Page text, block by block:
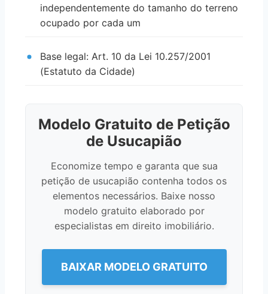
independentemente do tamanho do terreno
ocupado por cada um
Base legal: Art. 10 da Lei 10.257/2001
(Estatuto da Cidade)
Modelo Gratuito de Petição
de Usucapião
Economize tempo e garanta que sua
petição de usucapião contenha todos os
elementos necessários. Baixe nosso
modelo gratuito elaborado por
especialistas em direito imobiliário.
BAIXAR MODELO GRATUITO